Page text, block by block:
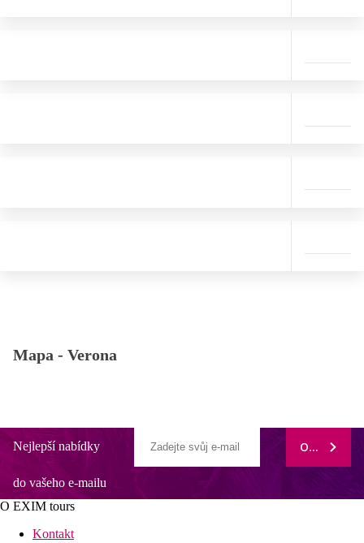
Mapa - Verona
Nejlepší nabídky
do vašeho e-mailu
ODEBÍRAT
O EXIM tours
Kontakt